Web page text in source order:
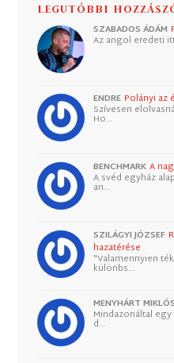
LEGUTÓBBI
SZABADOS ÁDÁM
Az angol eredeti
ENDRE Polányi az
Szívesen
Ho…
BENCHMARK A
A svéd egyház
an…
SZILÁGYI JÓZSEF
hazatérése
"Valamennyien
különbs…
MENYHÁRT MIKLÓS
Mindazonáltal
d…